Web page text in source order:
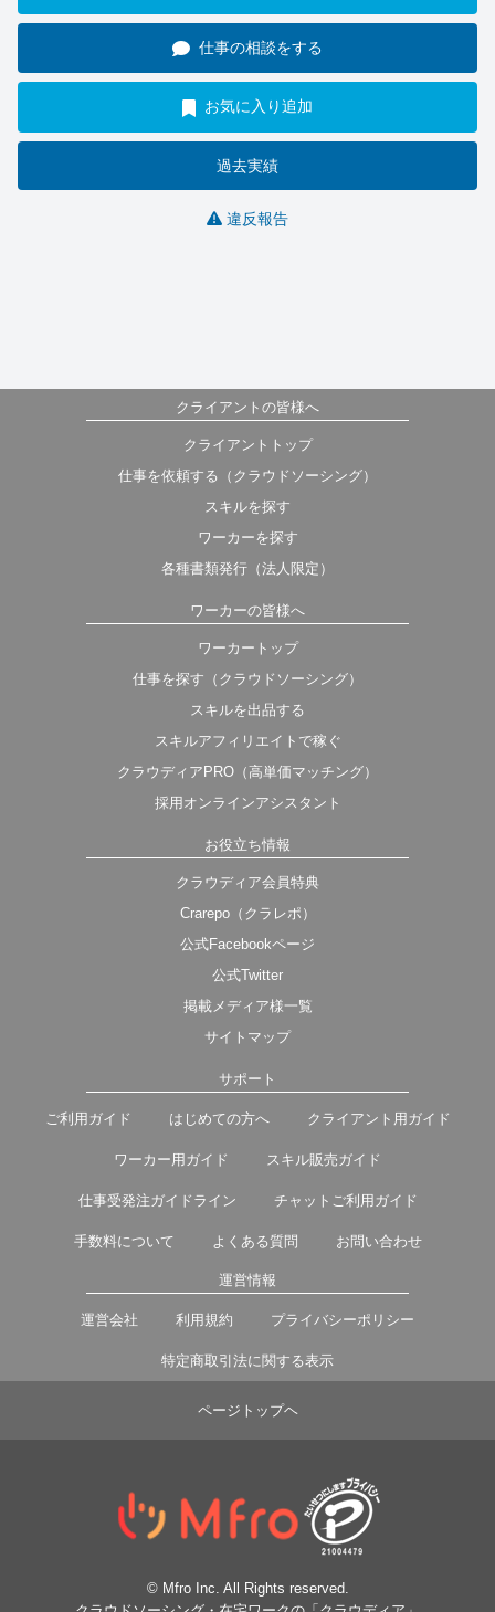
仕事の相談をする
お気に入り追加
過去実績
違反報告
クライアントの皆様へ
クライアントトップ
仕事を依頼する（クラウドソーシング）
スキルを探す
ワーカーを探す
各種書類発行（法人限定）
ワーカーの皆様へ
ワーカートップ
仕事を探す（クラウドソーシング）
スキルを出品する
スキルアフィリエイトで稼ぐ
クラウディアPRO（高単価マッチング）
採用オンラインアシスタント
お役立ち情報
クラウディア会員特典
Crarepo（クラレポ）
公式Facebookページ
公式Twitter
掲載メディア様一覧
サイトマップ
サポート
ご利用ガイド はじめての方へ クライアント用ガイド
ワーカー用ガイド スキル販売ガイド
仕事受発注ガイドライン チャットご利用ガイド
手数料について よくある質問 お問い合わせ
運営情報
運営会社 利用規約 プライバシーポリシー
特定商取引法に関する表示
ページトップヘ
© Mfro Inc. All Rights reserved.